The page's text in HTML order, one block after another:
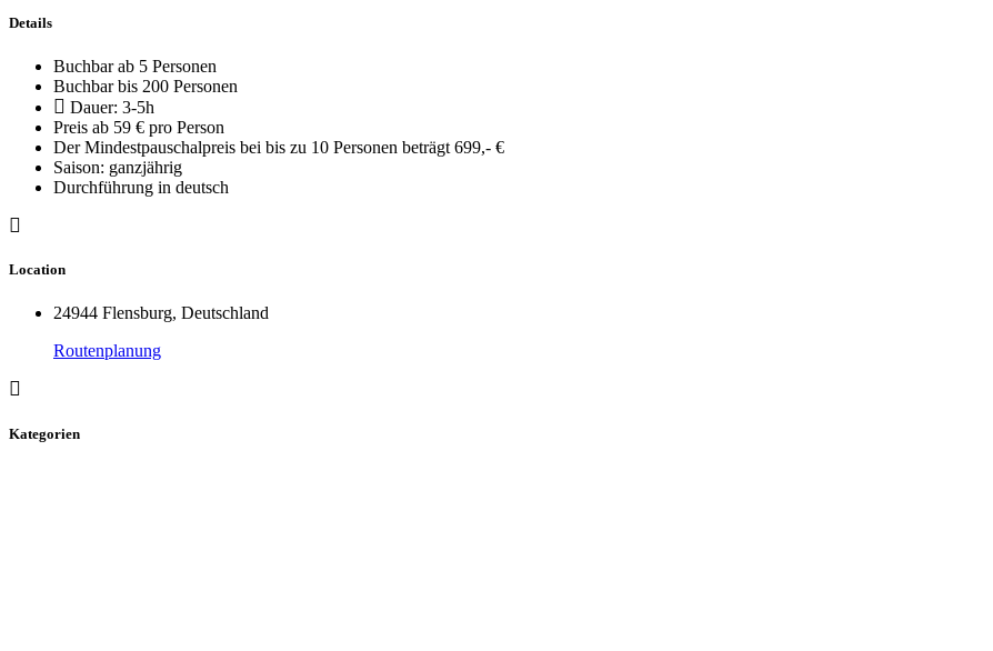
Details
Buchbar ab 5 Personen
Buchbar bis 200 Personen
Dauer: 3-5h
Preis ab 59 € pro Person
Der Mindestpauschalpreis bei bis zu 10 Personen beträgt 699,- €
Saison: ganzjährig
Durchführung in deutsch
Location
24944 Flensburg, Deutschland
Routenplanung
Kategorien